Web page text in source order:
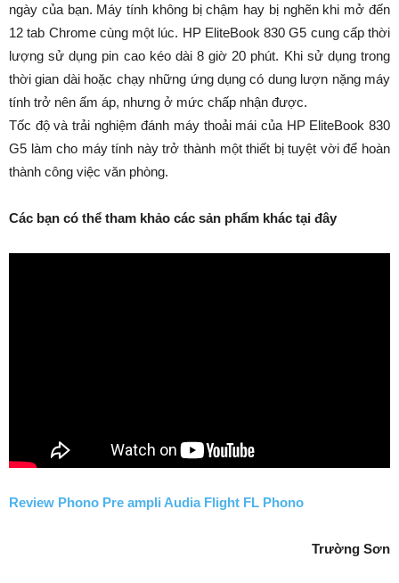
ngày của bạn. Máy tính không bị chậm hay bị nghẽn khi mở đến
12 tab Chrome cùng một lúc. HP EliteBook 830 G5 cung cấp thời
lượng sử dụng pin cao kéo dài 8 giờ 20 phút. Khi sử dụng trong
thời gian dài hoặc chạy những ứng dụng có dung lượn nặng máy
tính trở nên ấm áp, nhưng ở mức chấp nhận được.
Tốc độ và trải nghiệm đánh máy thoải mái của HP EliteBook 830
G5 làm cho máy tính này trở thành một thiết bị tuyệt vời để hoàn
thành công việc văn phòng.
Các bạn có thể tham khảo các sản phẩm khác tại đây
Review Phono Pre ampli Audia Flight FL Phono
Trường Sơn